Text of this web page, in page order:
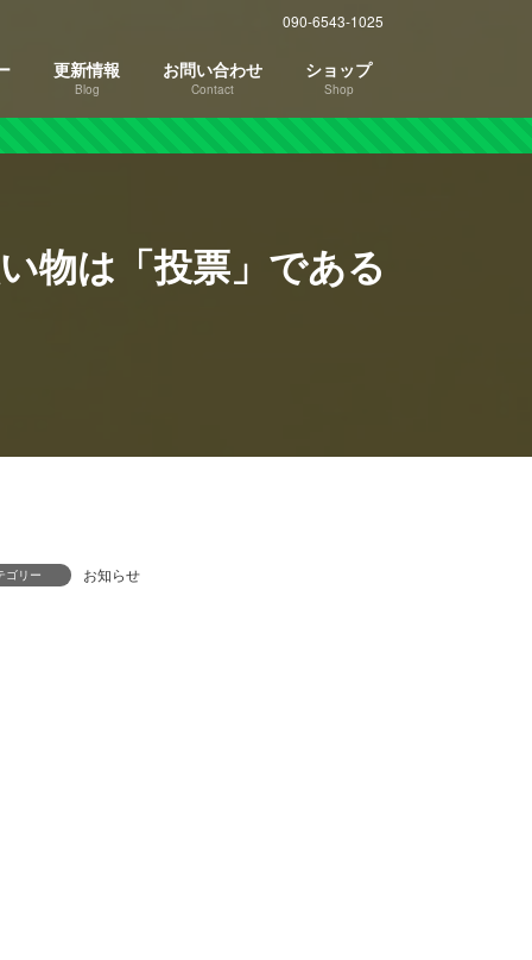
090-6543-1025
更新情報
Blog
お問い合わせ
Contact
ショップ
Shop
物は「投票」である
ゴリー お知らせ